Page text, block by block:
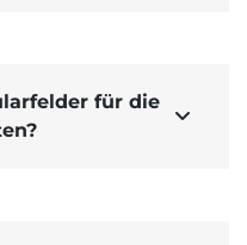
für die
